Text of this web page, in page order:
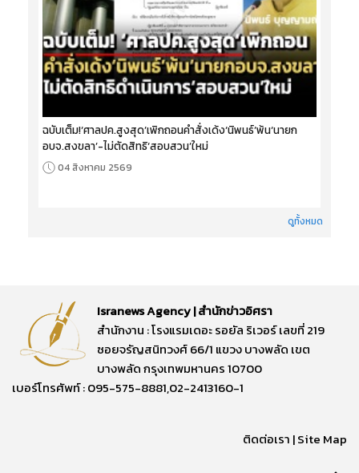
ฉบับเต็ม!‘ศาลปค.สูงสุด’เพิกถอนคำสั่งเด้ง‘นิพนธ์’พ้น‘นายก
อบจ.สงขลา’-ไม่ตัดสิทธิ‘สอบสวน’ใหม่
04 สิงหาคม 2569
ดูทั้งหมด
Isranews Agency | สำนักข่าวอิศรา
สำนักงาน : โรงแรมเดอะ รอยัล ริเวอร์ เลขที่ 219
ซอยจรัญสนิทวงศ์ 66/1 แขวง บางพลัด เขต
บางพลัด กรุงเทพมหานคร 10700
เบอร์โทรศัพท์ : 095-575-8881,02-2413160-1
ติดต่อเรา |Site Map